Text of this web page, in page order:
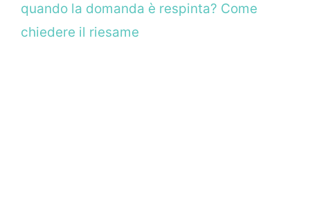
quando la domanda è respinta? Come
chiedere il riesame